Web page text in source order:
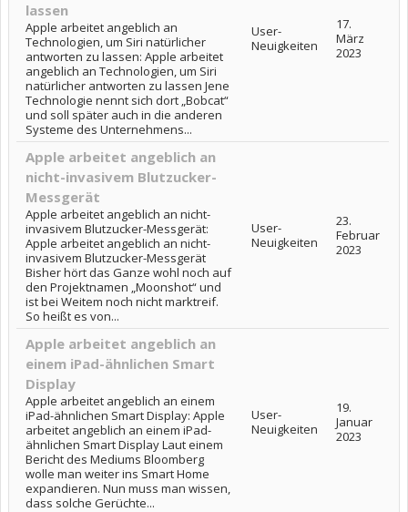
lassen
Apple arbeitet angeblich an
Technologien, um Siri natürlicher
antworten zu lassen: Apple arbeitet
angeblich an Technologien, um Siri
natürlicher antworten zu lassen Jene
Technologie nennt sich dort „Bobcat“
und soll später auch in die anderen
Systeme des Unternehmens...
User-
Neuigkeiten
17.
März
2023
Apple arbeitet angeblich an
nicht-invasivem Blutzucker-
Messgerät
Apple arbeitet angeblich an nicht-
invasivem Blutzucker-Messgerät:
Apple arbeitet angeblich an nicht-
invasivem Blutzucker-Messgerät
Bisher hört das Ganze wohl noch auf
den Projektnamen „Moonshot“ und
ist bei Weitem noch nicht marktreif.
So heißt es von...
User-
Neuigkeiten
23.
Februar
2023
Apple arbeitet angeblich an
einem iPad-ähnlichen Smart
Display
Apple arbeitet angeblich an einem
iPad-ähnlichen Smart Display: Apple
arbeitet angeblich an einem iPad-
ähnlichen Smart Display Laut einem
Bericht des Mediums Bloomberg
wolle man weiter ins Smart Home
expandieren. Nun muss man wissen,
dass solche Gerüchte...
User-
Neuigkeiten
19.
Januar
2023